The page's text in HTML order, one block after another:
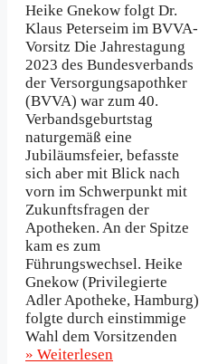
Heike Gnekow folgt Dr.
Klaus Peterseim im BVVA-
Vorsitz Die Jahrestagung
2023 des Bundesverbands
der Versorgungsapothker
(BVVA) war zum 40.
Verbandsgeburtstag
naturgemäß eine
Jubiläumsfeier, befasste
sich aber mit Blick nach
vorn im Schwerpunkt mit
Zukunftsfragen der
Apotheken. An der Spitze
kam es zum
Führungswechsel. Heike
Gnekow (Privilegierte
Adler Apotheke, Hamburg)
folgte durch einstimmige
Wahl dem Vorsitzenden
» Weiterlesen